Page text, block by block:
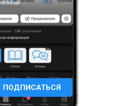
ПОДПИСАТЬСЯ